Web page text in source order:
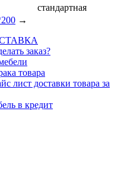
стандартная
→
заказ?
товара
лист доставки товара за
в кредит